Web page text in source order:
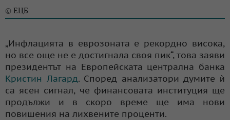
© ЕЦБ
„Инфлацията в еврозоната е рекордно висока,
но все още не е достигнала своя пик“, това заяви
президентът на Европейската централна банка
Кристин Лагард. Според анализатори думите ѝ
са ясен сигнал, че финансовата институция ще
продължи и в скоро време ще има нови
повишения на лихвените проценти.